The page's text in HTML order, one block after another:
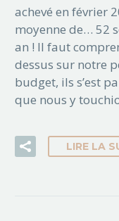
achevé en février
moyenne de… 52
an ! Il faut
dessus sur notre
budget, ils s’est
que nous y
LIRE LA